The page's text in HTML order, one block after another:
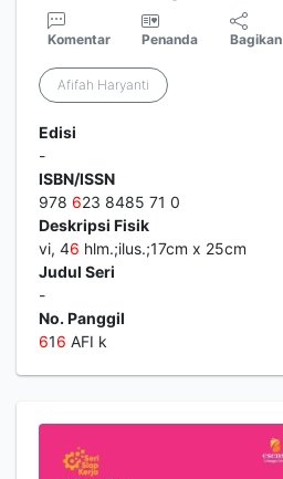
Komentar Penanda Bagikan
Afifah Haryanti
Edisi
-
ISBN/ISSN
978 623 8485 71 0
Deskripsi Fisik
vi, 46 hlm.;ilus.;17cm x 25cm
Judul Seri
-
No. Panggil
616 AFI k